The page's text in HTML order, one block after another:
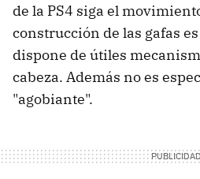
de la PS4 siga el
construcción de las gafas
dispone de útiles
cabeza. Además no es
"agobiante".